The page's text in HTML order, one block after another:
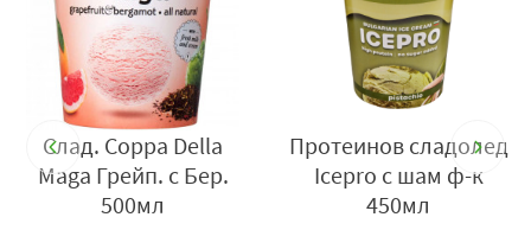
Слад. Coppa Della
Maga Грейп. с Бер.
500мл
Протеинов сладолед
Icepro с шам ф-к
450мл